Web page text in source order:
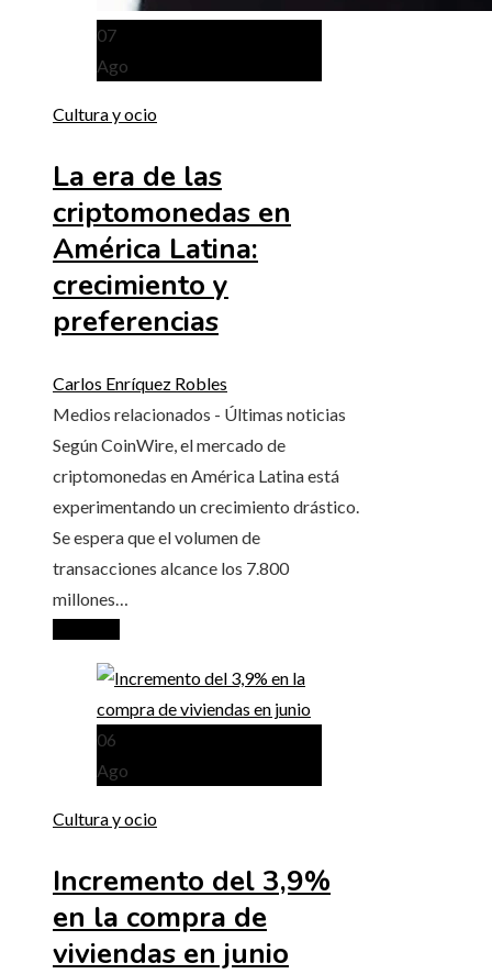
07
Ago
Cultura y ocio
La era de las
criptomonedas en
América Latina:
crecimiento y
preferencias
Carlos Enríquez Robles
Medios relacionados - Últimas noticias
Según CoinWire, el mercado de
criptomonedas en América Latina está
experimentando un crecimiento drástico.
Se espera que el volumen de
transacciones alcance los 7.800
millones…
06
Ago
Cultura y ocio
Incremento del 3,9%
en la compra de
viviendas en junio